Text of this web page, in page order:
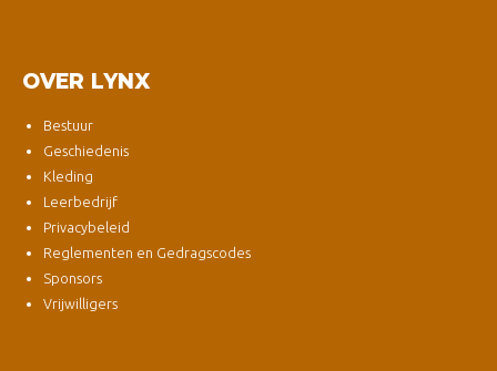
OVER LYNX
Bestuur
Geschiedenis
Kleding
Leerbedrijf
Privacybeleid
Reglementen en Gedragscodes
Sponsors
Vrijwilligers